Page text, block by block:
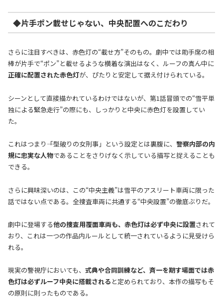
◆片手ポン載せじゃない、中央配置へのこだわり
さらに注目すべきは、赤色灯の“載せ方”そのもの。劇中では助手席の相
棒が片手で“ポン”と載せるような横着な演出はなく、ルーフの真ん中に
正確に配置された赤色灯が、ぴたりと安定して据え付けられている。
シーンとして直接描かれているわけではないが、第1話冒頭での“雪平単
独による緊急走行”の際にも、しっかりと中央に赤色灯を設置してい
た。
これはつまり――「型破りの女刑事」という設定とは裏腹に、 警察内部の内
規に忠実な人物であることをさりげなく示している描写と捉えることも
できる。
さらに興味深いのは、この“中央主義”は雪平のアスリート車両に限った
話ではない点である。全捜査車両に共通する“中央設置”の徹底ぶりだ。
劇中に登場する他の捜査用覆面車両も、赤色灯は必ず中央に設置されて
おり、これは一つの作品内ルールとして統一されているように見受けら
れる。
現実の警視庁においても、 式典や合同訓練など、斉一を期す場面では赤
色灯は必ずルーフ中央に搭載される と定められており、本作の描写もそ
の原則に則ったものである。